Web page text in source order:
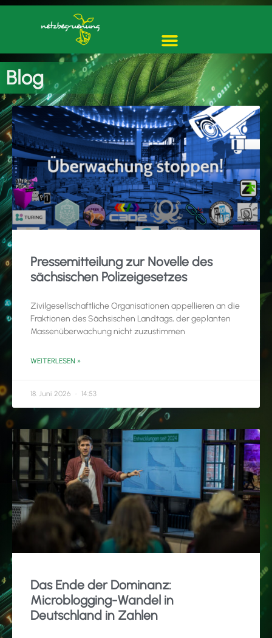
Blog
Pressemitteilung zur Novelle des
sächsischen Polizeigesetzes
Zivilgesellschaftliche Organisationen appellieren an die
Fraktionen des Sächsischen Landtags, der geplanten
Massenüberwachung nicht zuzustimmen
WEITERLESEN »
18. Juni 2026 14:53
Das Ende der Dominanz:
Microblogging-Wandel in
Deutschland in Zahlen